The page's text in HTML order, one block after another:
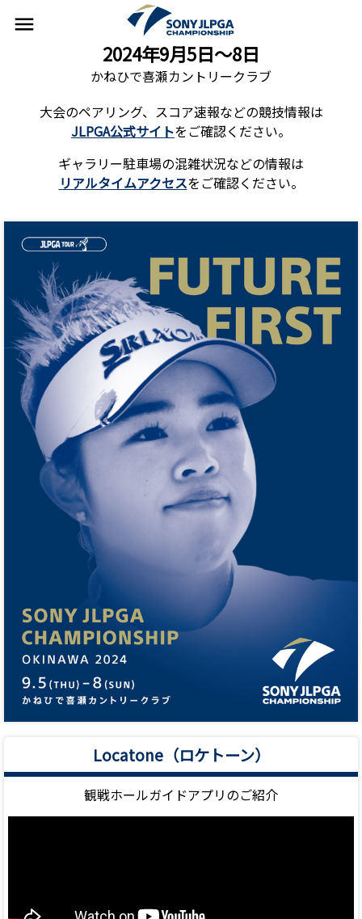
2024年9月5日〜8日
かねひで喜瀬カントリークラブ
menu
大会のペアリング、スコア速報などの競技情報は
JLPGA公式サイトをご確認ください。
ギャラリー駐車場の混雑状況などの情報は
リアルタイムアクセスをご確認ください。
Locatone（ロケトーン）
観戦ホールガイドアプリのご紹介